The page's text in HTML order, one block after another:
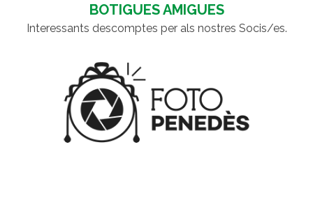
BOTIGUES AMIGUES
Interessants descomptes per als nostres Socis/es.